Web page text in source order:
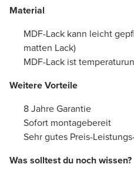
Material
MDF-Lack kann leicht
matten Lack)
MDF-Lack ist
Weitere Vorteile
8 Jahre Garantie
Sofort montagebereit
Sehr gutes Preis-
Was solltest du noch wissen?